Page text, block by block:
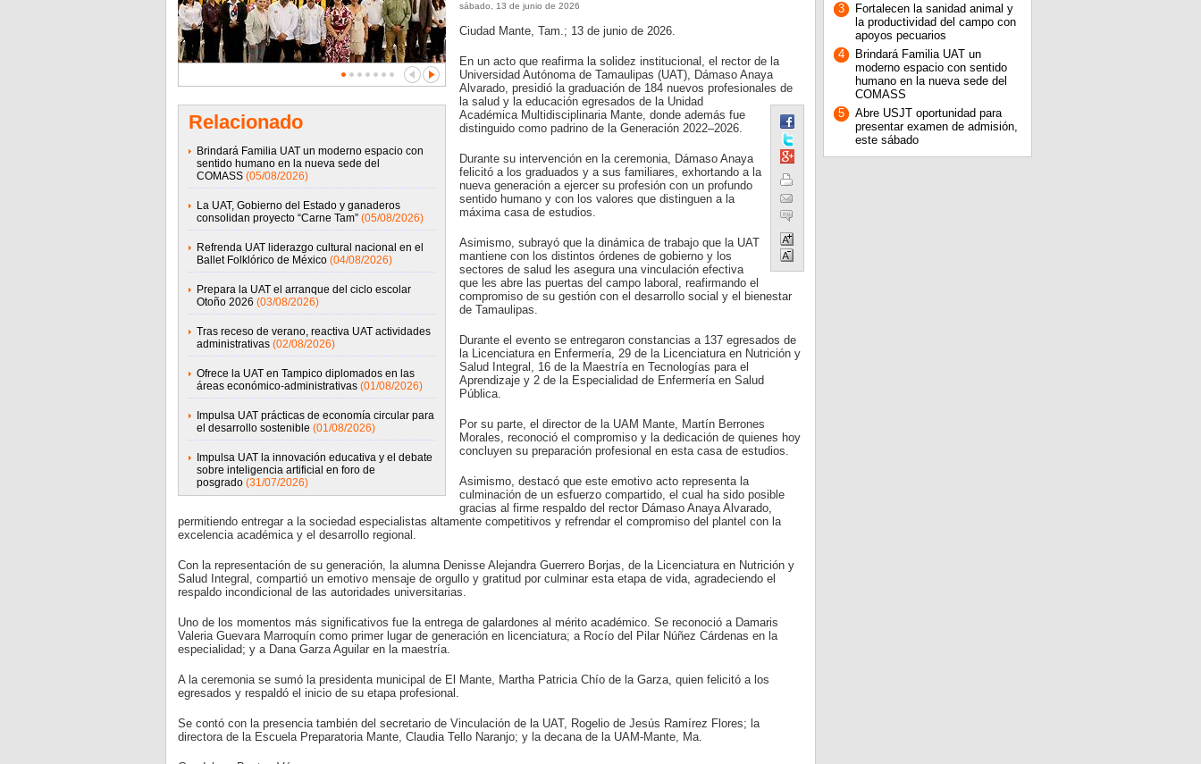
Relacionado
Brindará Familia UAT un moderno espacio con
sentido humano en la nueva sede del
COMASS (05/08/2026)
La UAT, Gobierno del Estado y ganaderos
consolidan proyecto “Carne Tam” (05/08/2026)
Refrenda UAT liderazgo cultural nacional en el
Ballet Folklórico de México (04/08/2026)
Prepara la UAT el arranque del ciclo escolar
Otoño 2026 (03/08/2026)
Tras receso de verano, reactiva UAT actividades
administrativas (02/08/2026)
Ofrece la UAT en Tampico diplomados en las
áreas económico-administrativas (01/08/2026)
Impulsa UAT prácticas de economía circular para
el desarrollo sostenible (01/08/2026)
Impulsa UAT la innovación educativa y el debate
sobre inteligencia artificial en foro de
posgrado (31/07/2026)
sábado, 13 de junio de 2026
Ciudad Mante, Tam.; 13 de junio de 2026.
En un acto que reafirma la solidez institucional, el rector de la
Universidad Autónoma de Tamaulipas (UAT), Dámaso Anaya
Alvarado, presidió la graduación de 184 nuevos profesionales de
la salud y la educación egresados de la Unidad
Académica Multidisciplinaria Mante, donde además fue
distinguido como padrino de la Generación 2022–2026.
Durante su intervención en la ceremonia, Dámaso Anaya
felicitó a los graduados y a sus familiares, exhortando a la
nueva generación a ejercer su profesión con un profundo
sentido humano y con los valores que distinguen a la
máxima casa de estudios.
Asimismo, subrayó que la dinámica de trabajo que la UAT
mantiene con los distintos órdenes de gobierno y los
sectores de salud les asegura una vinculación efectiva
que les abre las puertas del campo laboral, reafirmando el
compromiso de su gestión con el desarrollo social y el bienestar
de Tamaulipas.
Durante el evento se entregaron constancias a 137 egresados de
la Licenciatura en Enfermería, 29 de la Licenciatura en Nutrición y
Salud Integral, 16 de la Maestría en Tecnologías para el
Aprendizaje y 2 de la Especialidad de Enfermería en Salud
Pública.
Por su parte, el director de la UAM Mante, Martín Berrones
Morales, reconoció el compromiso y la dedicación de quienes hoy
concluyen su preparación profesional en esta casa de estudios.
Asimismo, destacó que este emotivo acto representa la
culminación de un esfuerzo compartido, el cual ha sido posible
gracias al firme respaldo del rector Dámaso Anaya Alvarado,
permitiendo entregar a la sociedad especialistas altamente competitivos y refrendar el compromiso del plantel con la
excelencia académica y el desarrollo regional.
Con la representación de su generación, la alumna Denisse Alejandra Guerrero Borjas, de la Licenciatura en Nutrición y
Salud Integral, compartió un emotivo mensaje de orgullo y gratitud por culminar esta etapa de vida, agradeciendo el
respaldo incondicional de las autoridades universitarias.
Uno de los momentos más significativos fue la entrega de galardones al mérito académico. Se reconoció a Damaris
Valeria Guevara Marroquín como primer lugar de generación en licenciatura; a Rocío del Pilar Núñez Cárdenas en la
especialidad; y a Dana Garza Aguilar en la maestría.
A la ceremonia se sumó la presidenta municipal de El Mante, Martha Patricia Chío de la Garza, quien felicitó a los
egresados y respaldó el inicio de su etapa profesional.
Se contó con la presencia también del secretario de Vinculación de la UAT, Rogelio de Jesús Ramírez Flores; la
directora de la Escuela Preparatoria Mante, Claudia Tello Naranjo; y la decana de la UAM-Mante, Ma.
3
Fortalecen la sanidad animal y
la productividad del campo con
apoyos pecuarios
4
Brindará Familia UAT un
moderno espacio con sentido
humano en la nueva sede del
COMASS
5
Abre USJT oportunidad para
presentar examen de admisión,
este sábado